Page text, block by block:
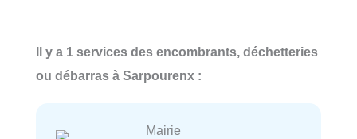
Il y a 1 services des encombrants, déchetteries
ou débarras à Sarpourenx :
Mairie